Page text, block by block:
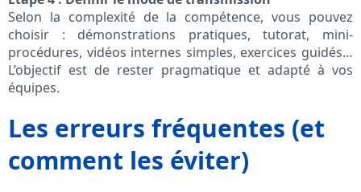
Selon la complexité de la compétence, vous pouvez
choisir : démonstrations pratiques, tutorat, mini-
procédures, vidéos internes simples, exercices guidés…
L’objectif est de rester pragmatique et adapté à vos
équipes.
Les erreurs fréquentes (et
comment les éviter)